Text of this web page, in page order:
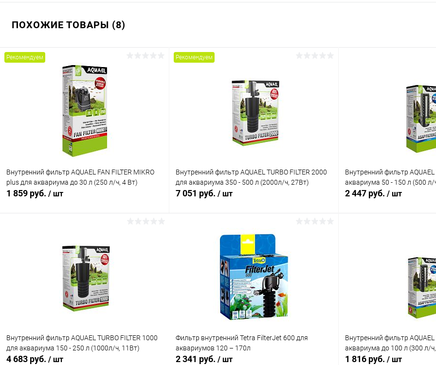
ПОХОЖИЕ ТОВАРЫ (8)
Рекомендуем
Внутренний фильтр AQUAEL FAN FILTER MIKRO
plus для аквариума до 30 л (250 л/ч, 4 Вт)
1 859 руб. / шт
Сравнение
В наличии
Рекомендуем
Внутренний фильтр AQUAEL TURBO FILTER 2000
для аквариума 350 - 500 л (2000л/ч, 27Вт)
7 051 руб. / шт
В корзину
Купить в 1 клик Сравнение
В избранное В наличии
Внутренний фильтр AQUAEL
аквариума 50 - 150 л (500 л/
2 447 руб. / шт
Внутренний фильтр AQUAEL TURBO FILTER 1000
для аквариума 150 - 250 л (1000л/ч, 11Вт)
4 683 руб. / шт
Фильтр внутренний Tetra FilterJet 600 для
аквариумов 120 – 170л
2 341 руб. / шт
Внутренний фильтр AQUAEL
аквариума до 100 л (300 л/
1 816 руб. / шт